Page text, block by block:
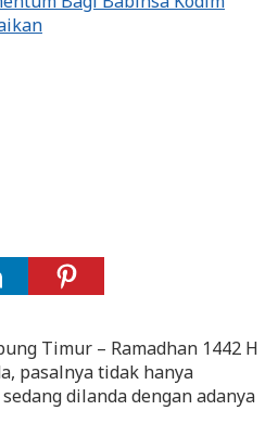
Timur – Ramadhan 1442 H
pasalnya tidak hanya
dilanda dengan adanya